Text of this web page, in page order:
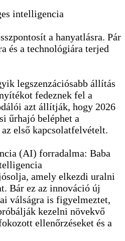
intelligencia
a hanyatlásra. Pár
és a technológiára terjed
legszenzációsabb állítás
fedeznek fel a
azt állítják, hogy 2026
űrhajó beléphet a
első kapcsolatfelvételt.
(AI) forradalma: Baba
amely elkezdi uralni
Bár ez az innováció új
válságra is figyelmeztet,
kezelni növekvő
ellenőrzéseket és a